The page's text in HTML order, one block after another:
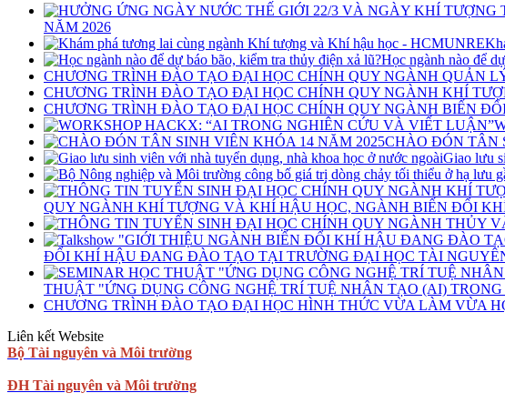
NĂM 2026
Học ngành nào để
CHƯƠNG TRÌNH ĐÀO TẠO ĐẠI HỌC CHÍNH QUY NGÀNH QUẢN
CHƯƠNG TRÌNH ĐÀO TẠO ĐẠI HỌC CHÍNH QUY NGÀNH KHÍ
CHƯƠNG TRÌNH ĐÀO TẠO ĐẠI HỌC CHÍNH QUY NGÀNH BIẾN
CHÀO ĐÓN TÂN
Giao lưu
QUY NGÀNH KHÍ TƯỢNG VÀ KHÍ HẬU HỌC, NGÀNH BIẾN ĐỔI
ĐỔI KHÍ HẬU ĐANG ĐÀO TẠO TẠI TRƯỜNG ĐẠI HỌC TÀI
THUẬT "ỨNG DỤNG CÔNG NGHỆ TRÍ TUỆ NHÂN TẠO (AI)
CHƯƠNG TRÌNH ĐÀO TẠO ĐẠI HỌC HÌNH THỨC VỪA LÀM VỪA
Liên kết Website
Bộ Tài nguyên và Môi trường
ĐH Tài nguyên và Môi trường